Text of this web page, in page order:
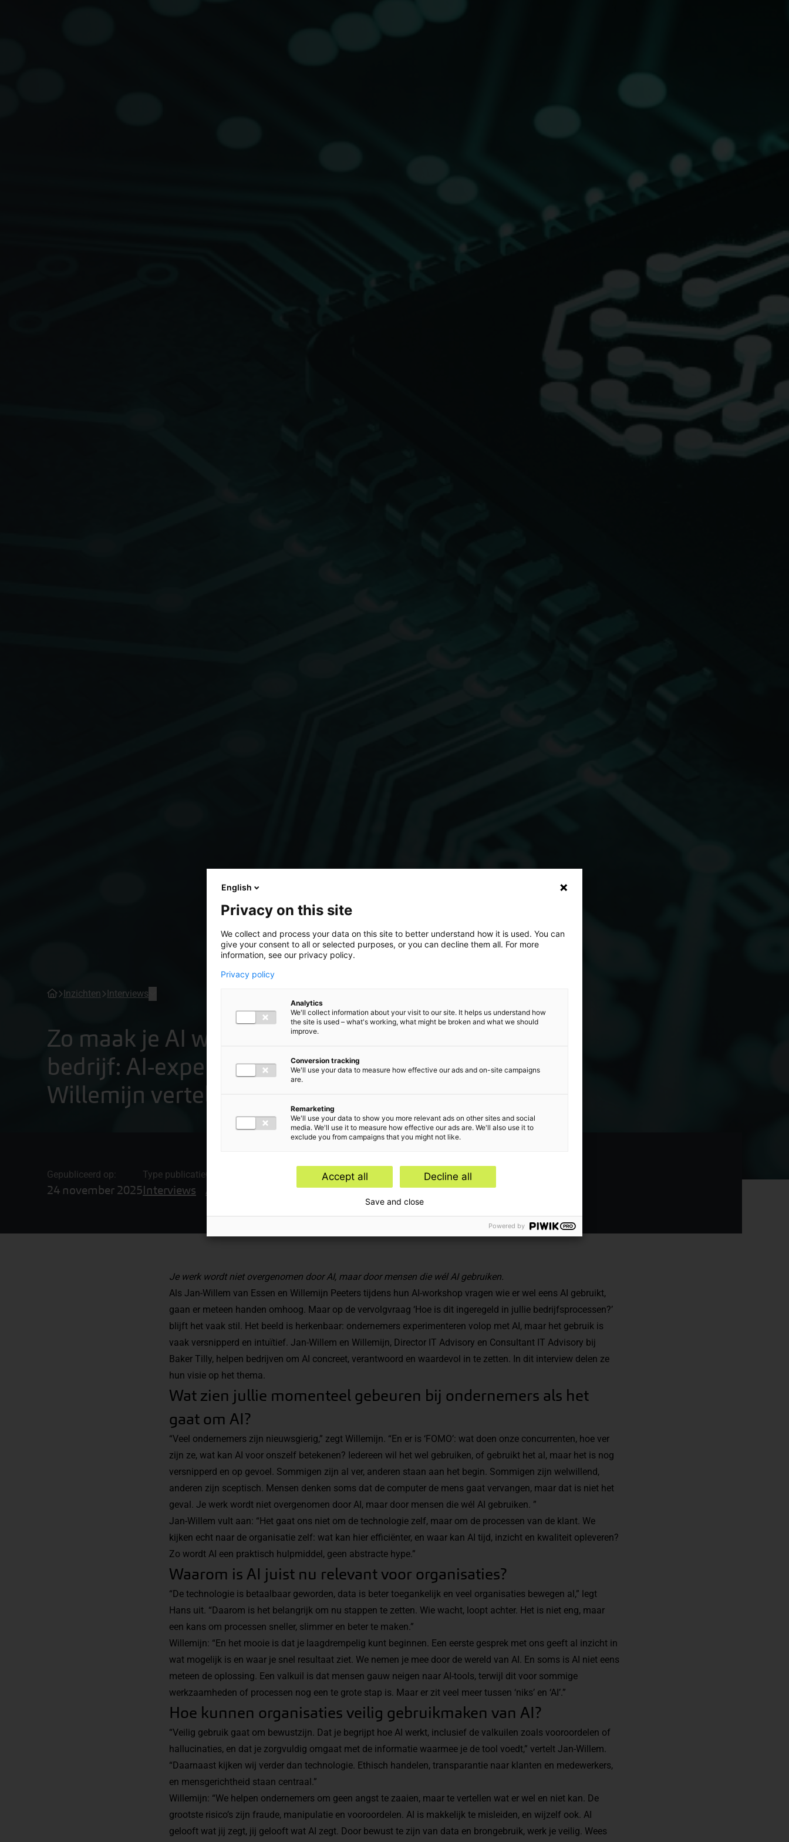
Inzichten Interviews
Zo maak je AI waardevol voor je
bedrijf: AI-experts Jan-Willem en
Willemijn vertellen
Gepubliceerd op:
24 november 2025
Type publicatie
Interviews
Gerelateerde onderwerpen
Artificial Intelligence
Je werk wordt niet overgenomen door AI, maar door mensen die wél AI gebruiken.
Als Jan-Willem van Essen en Willemijn Peeters tijdens hun AI-workshop vragen wie er wel eens AI gebruikt,
gaan er meteen handen omhoog. Maar op de vervolgvraag ‘Hoe is dit ingeregeld in jullie bedrijfsprocessen?’
blijft het vaak stil. Het beeld is herkenbaar: ondernemers experimenteren volop met AI, maar het gebruik is
vaak versnipperd en intuïtief. Jan-Willem en Willemijn, Director IT Advisory en Consultant IT Advisory bij
Baker Tilly, helpen bedrijven om AI concreet, verantwoord en waardevol in te zetten. In dit interview delen ze
hun visie op het thema.
Wat zien jullie momenteel gebeuren bij ondernemers als het
gaat om AI?
“Veel ondernemers zijn nieuwsgierig,” zegt Willemijn. “En er is ‘FOMO’: wat doen onze concurrenten, hoe ver
zijn ze, wat kan AI voor onszelf betekenen? Iedereen wil het wel gebruiken, of gebruikt het al, maar het is nog
versnipperd en op gevoel. Sommigen zijn al ver, anderen staan aan het begin. Sommigen zijn welwillend,
anderen zijn sceptisch. Mensen denken soms dat de computer de mens gaat vervangen, maar dat is niet het
geval. Je werk wordt niet overgenomen door AI, maar door mensen die wél AI gebruiken. ”
Jan-Willem vult aan: “Het gaat ons niet om de technologie zelf, maar om de processen van de klant. We
kijken echt naar de organisatie zelf: wat kan hier efficiënter, en waar kan AI tijd, inzicht en kwaliteit opleveren?
Zo wordt AI een praktisch hulpmiddel, geen abstracte hype.”
Waarom is AI juist nu relevant voor organisaties?
“De technologie is betaalbaar geworden, data is beter toegankelijk en veel organisaties bewegen al,” legt
Hans uit. “Daarom is het belangrijk om nu stappen te zetten. Wie wacht, loopt achter. Het is niet eng, maar
een kans om processen sneller, slimmer en beter te maken.”
Willemijn: “En het mooie is dat je laagdrempelig kunt beginnen. Een eerste gesprek met ons geeft al inzicht in
wat mogelijk is en waar je snel resultaat ziet. We nemen je mee door de wereld van AI. En soms is AI niet eens
meteen de oplossing. Een valkuil is dat mensen gauw neigen naar AI-tools, terwijl dit voor sommige
werkzaamheden of processen nog een te grote stap is. Maar er zit veel meer tussen ‘niks’ en ‘AI’.”
Hoe kunnen organisaties veilig gebruikmaken van AI?
“Veilig gebruik gaat om bewustzijn. Dat je begrijpt hoe AI werkt, inclusief de valkuilen zoals vooroordelen of
hallucinaties, en dat je zorgvuldig omgaat met de informatie waarmee je de tool voedt,” vertelt Jan-Willem.
“Daarnaast kijken wij verder dan technologie. Ethisch handelen, transparantie naar klanten en medewerkers,
en mensgerichtheid staan centraal.”
Willemijn: “We helpen ondernemers om geen angst te zaaien, maar te vertellen wat er wel en niet kan. De
grootste risico’s zijn fraude, manipulatie en vooroordelen. AI is makkelijk te misleiden, en wijzelf ook. AI
gelooft wat jij zegt, jij gelooft wat AI zegt. Door bewust te zijn van data en brongebruik, werk je veilig. Wees
English
Privacy on this site
We collect and process your data on this site to better understand how it is used. You can
give your consent to all or selected purposes, or you can decline them all. For more
information, see our privacy policy.
Privacy policy
Analytics
We'll collect information about your visit to our site. It helps us understand how
the site is used – what's working, what might be broken and what we should
improve.
Conversion tracking
We'll use your data to measure how effective our ads and on-site campaigns
are.
Remarketing
We'll use your data to show you more relevant ads on other sites and social
media. We'll use it to measure how effective our ads are. We'll also use it to
exclude you from campaigns that you might not like.
Accept all Decline all
Save and close
Powered by